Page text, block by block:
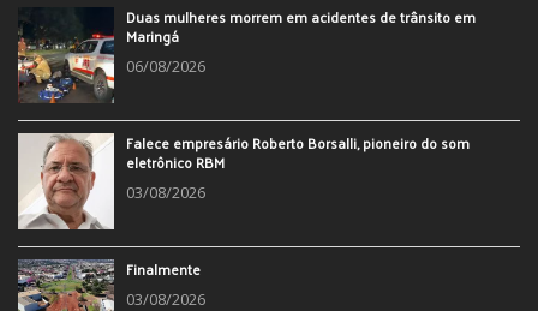
Duas mulheres morrem em acidentes de trânsito em
Maringá
06/08/2026
Falece empresário Roberto Borsalli, pioneiro do som
eletrônico RBM
03/08/2026
Finalmente
03/08/2026